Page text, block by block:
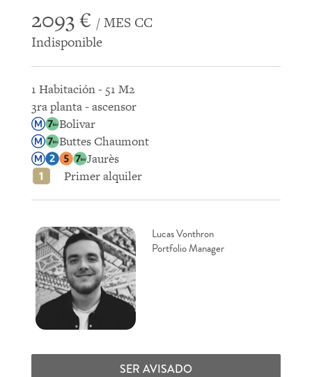
2093 € / MES CC
Indisponible
1 Habitación - 51 M2
3ra planta - ascensor
Bolivar
Buttes Chaumont
Jaurès
Primer alquiler
Lucas Vonthron
Portfolio Manager
SER AVISADO